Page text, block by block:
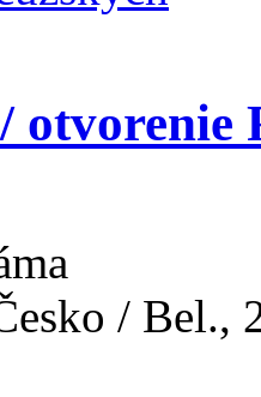
otvorenie
/ Bel.,